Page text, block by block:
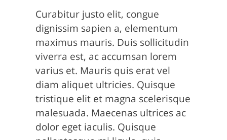
Curabitur justo elit, congue
dignissim sapien a, elementum
maximus mauris. Duis sollicitudin
viverra est, ac accumsan lorem
varius et. Mauris quis erat vel
diam aliquet ultricies. Quisque
tristique elit et magna scelerisque
malesuada. Maecenas ultrices ac
dolor eget iaculis. Quisque